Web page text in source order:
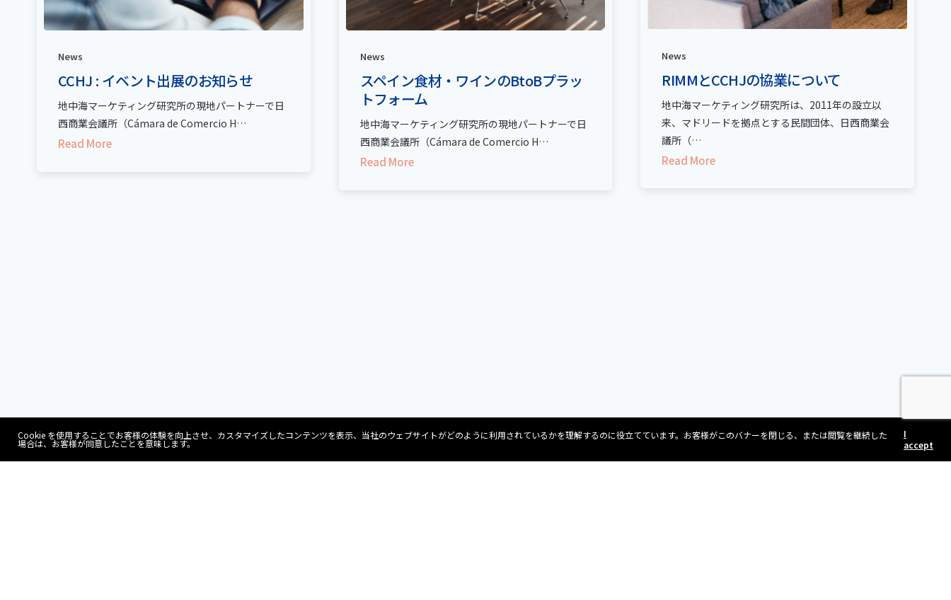
News
CCHJ : イベント出展のお知らせ
地中海マーケティング研究所の現地パートナーで日
西商業会議所（Cámara de Comercio H…
Read More
News
スペイン食材・ワインのBtoBプラッ
トフォーム
地中海マーケティング研究所の現地パートナーで日
西商業会議所（Cámara de Comercio H…
Read More
News
RIMMとCCHJの協業について
地中海マーケティング研究所は、2011年の設立以
来、マドリードを拠点とする民間団体、日西商業会
議所（…
Read More
Cookie を使用することでお客様の体験を向上させ、カスタマイズしたコンテンツを表示、当社のウェブサイトがどのように利用されているかを理解するのに役立てています。お客様がこのバナーを閉じる、または閲覧を継続した
場合は、お客様が同意したことを意味します。
I
accept